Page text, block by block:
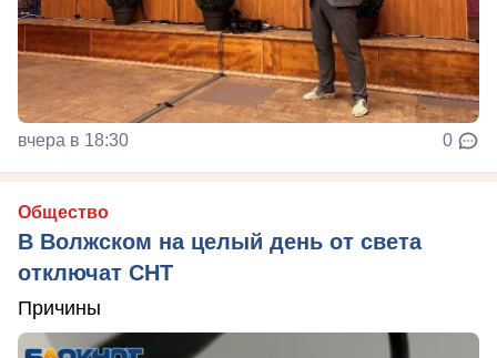
вчера в 18:30 0
Общество
В Волжском на целый день от света
отключат СНТ
Причины